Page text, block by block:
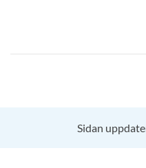
Sidan